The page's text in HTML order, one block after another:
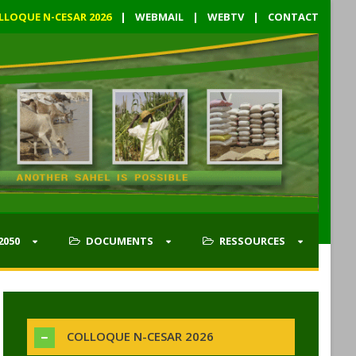
N-CESAR 2026 | WEBMAIL | WEBTV | CONTACT
DOCUMENTS RESSOURCES
COLLOQUE N-CESAR 2026